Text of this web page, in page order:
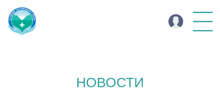
НОВОСТИ